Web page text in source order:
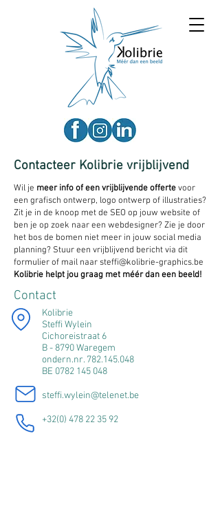
Contacteer Kolibrie vrijblijvend
Wil je meer info of een vrijblijvende offertevoor
een grafisch ontwerp, logo ontwerp of illustraties?
Zit je in de knoop met de SEO op jouw website of
ben je op zoek naar een webdesigner? Zie je door
het bos de bomen niet meer in jouw social media
planning? Stuur een vrijblijvend bericht via dit
formulier of mail naarsteffi@kolibrie-graphics.be
Kolibrie helpt jou graag met méér dan een beeld!
Contact
Kolibrie
Steffi Wylein
Cichoreistraat 6
B - 8790 Waregem
ondern.nr. 782.145.048
BE 0782 145 048
steffi.wylein@telenet.be
+32(0) 478 22 35 92